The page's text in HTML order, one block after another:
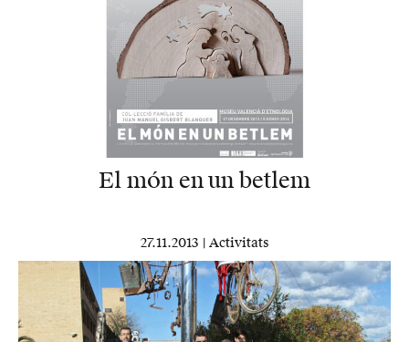
El món en un betlem
27.11.2013 | Activitats